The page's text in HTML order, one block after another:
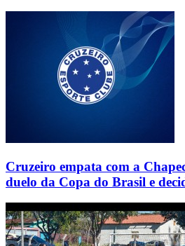
Cruzeiro empata com a
duelo da Copa do Brasil e